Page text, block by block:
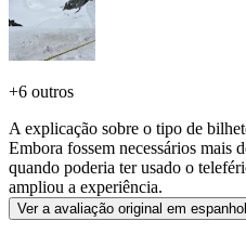
+6 outros
A explicação sobre o tipo de
Embora fossem necessários mais
quando poderia ter usado o
ampliou a experiência.
Ver a avaliação original em espanhol